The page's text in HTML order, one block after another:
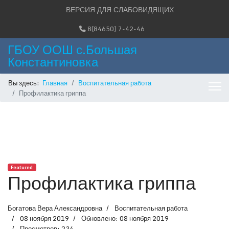
ВЕРСИЯ ДЛЯ СЛАБОВИДЯЩИХ
8(84650) 7-42-46
ГБОУ ООШ с.Большая
Константиновка
Вы здесь: Главная
Воспитательная работа
Профилактика гриппа
Featured
Профилактика гриппа
Богатова Вера Александровна
Воспитательная работа
08 ноября 2019
Обновлено: 08 ноября 2019